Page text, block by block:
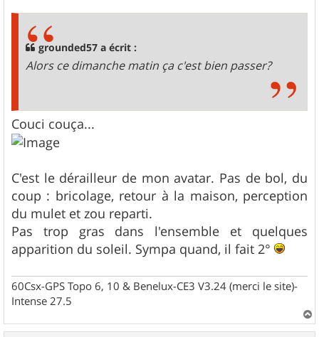
grounded57 a écrit :
Alors ce dimanche matin ça c'est bien passer?
Couci couça...
C'est le dérailleur de mon avatar. Pas de bol, du
coup : bricolage, retour à la maison, perception
du mulet et zou reparti.
Pas trop gras dans l'ensemble et quelques
apparition du soleil. Sympa quand, il fait 2°
60Csx-GPS Topo 6, 10 & Benelux-CE3 V3.24 (merci le site)-
Intense 27.5
a